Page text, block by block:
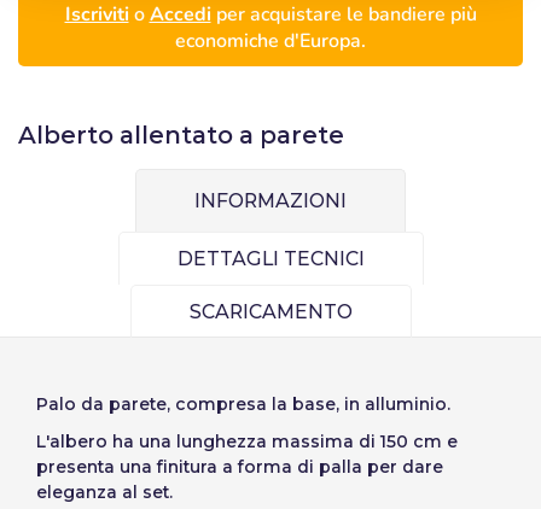
Accedi
Utente (VAT):
Ricordare la password: Sì No
Selezionare la lingua
Deutsch
Italiano
Sverige
Denmark
IscrivitioAccediper acquistare le bandiere più
economiche d'Europa.
Alberto allentato a parete
INFORMAZIONI
DETTAGLI TECNICI
SCARICAMENTO
Palo da parete, compresa la base, in alluminio.
L'albero ha una lunghezza massima di 150 cm e
presenta una finitura a forma di palla per dare
eleganza al set.
Unità
Prezzo unitario
Da1 -1,00 €